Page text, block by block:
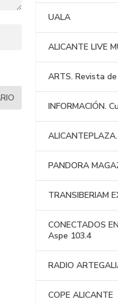
UALA
ALICANTE LIVE
ARTS. Revista
INFORMACIÓN.
PANDORA
TRANSIBERIAM
CONECTADOS
Aspe 103.4
RADIO
COPE ALICANTE